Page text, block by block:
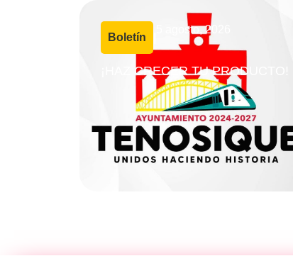
Boletín
5 agosto, 2026
¡HAZ CRECER TU PRODUCTO!